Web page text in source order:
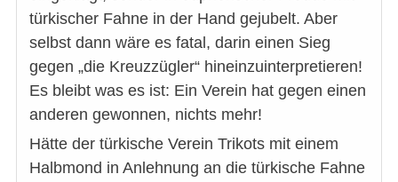
türkischer Fahne in der Hand gejubelt. Aber
selbst dann wäre es fatal, darin einen Sieg
gegen „die Kreuzzügler“ hineinzuinterpretieren!
Es bleibt was es ist: Ein Verein hat gegen einen
anderen gewonnen, nichts mehr!
Hätte der türkische Verein Trikots mit einem
Halbmond in Anlehnung an die türkische Fahne